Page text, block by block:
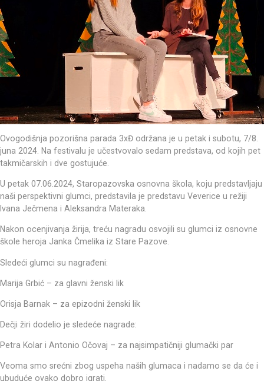
Ovogodišnja pozorišna parada 3xĐ održana je u petak i subotu, 7/8.
juna 2024. Na festivalu je učestvovalo sedam predstava, od kojih pet
takmičarskih i dve gostujuće.
U petak 07.06.2024, Staropazovska osnovna škola, koju predstavljaju
naši perspektivni glumci, predstavila je predstavu Veverice u režiji
Ivana Ječmena i Aleksandra Materaka.
Nakon ocenjivanja žirija, treću nagradu osvojili su glumci iz osnovne
škole heroja Janka Čmelika iz Stare Pazove.
Sledeći glumci su nagrađeni:
Marija Grbić – za glavni ženski lik
Orisja Barnak – za epizodni ženski lik
Dečji žiri dodelio je sledeće nagrade:
Petra Kolar i Antonio Očovaj – za najsimpatičniji glumački par
Veoma smo srećni zbog uspeha naših glumaca i nadamo se da će i
ubuduće ovako dobro igrati.